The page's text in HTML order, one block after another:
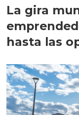
La gira
hasta las